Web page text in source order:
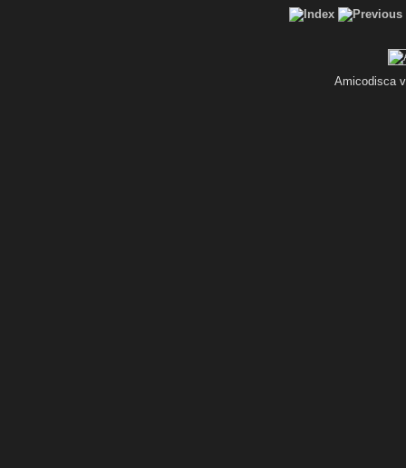
Amicodisca